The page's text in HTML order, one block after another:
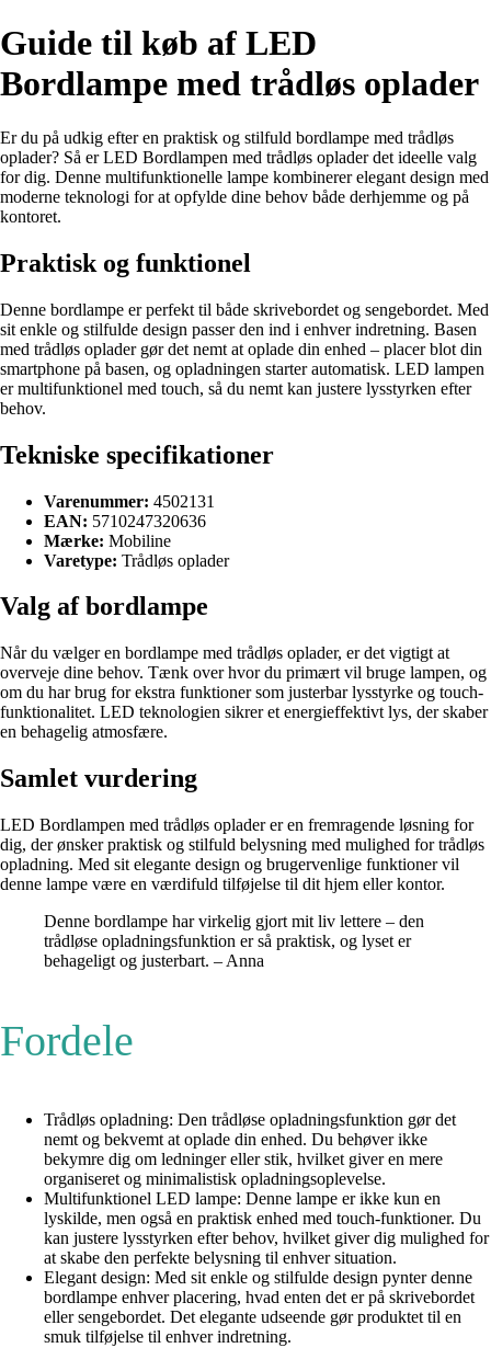
Guide til køb af LED
Bordlampe med trådløs oplader
Er du på udkig efter en praktisk og stilfuld bordlampe med trådløs
oplader? Så er LED Bordlampen med trådløs oplader det ideelle valg
for dig. Denne multifunktionelle lampe kombinerer elegant design med
moderne teknologi for at opfylde dine behov både derhjemme og på
kontoret.
Praktisk og funktionel
Denne bordlampe er perfekt til både skrivebordet og sengebordet. Med
sit enkle og stilfulde design passer den ind i enhver indretning. Basen
med trådløs oplader gør det nemt at oplade din enhed – placer blot din
smartphone på basen, og opladningen starter automatisk. LED lampen
er multifunktionel med touch, så du nemt kan justere lysstyrken efter
behov.
Tekniske specifikationer
Varenummer: 4502131
EAN: 5710247320636
Mærke: Mobiline
Varetype: Trådløs oplader
Valg af bordlampe
Når du vælger en bordlampe med trådløs oplader, er det vigtigt at
overveje dine behov. Tænk over hvor du primært vil bruge lampen, og
om du har brug for ekstra funktioner som justerbar lysstyrke og touch-
funktionalitet. LED teknologien sikrer et energieffektivt lys, der skaber
en behagelig atmosfære.
Samlet vurdering
LED Bordlampen med trådløs oplader er en fremragende løsning for
dig, der ønsker praktisk og stilfuld belysning med mulighed for trådløs
opladning. Med sit elegante design og brugervenlige funktioner vil
denne lampe være en værdifuld tilføjelse til dit hjem eller kontor.
Denne bordlampe har virkelig gjort mit liv lettere – den
trådløse opladningsfunktion er så praktisk, og lyset er
behageligt og justerbart. – Anna
Fordele
Trådløs opladning: Den trådløse opladningsfunktion gør det
nemt og bekvemt at oplade din enhed. Du behøver ikke
bekymre dig om ledninger eller stik, hvilket giver en mere
organiseret og minimalistisk opladningsoplevelse.
Multifunktionel LED lampe: Denne lampe er ikke kun en
lyskilde, men også en praktisk enhed med touch-funktioner. Du
kan justere lysstyrken efter behov, hvilket giver dig mulighed for
at skabe den perfekte belysning til enhver situation.
Elegant design: Med sit enkle og stilfulde design pynter denne
bordlampe enhver placering, hvad enten det er på skrivebordet
eller sengebordet. Det elegante udseende gør produktet til en
smuk tilføjelse til enhver indretning.